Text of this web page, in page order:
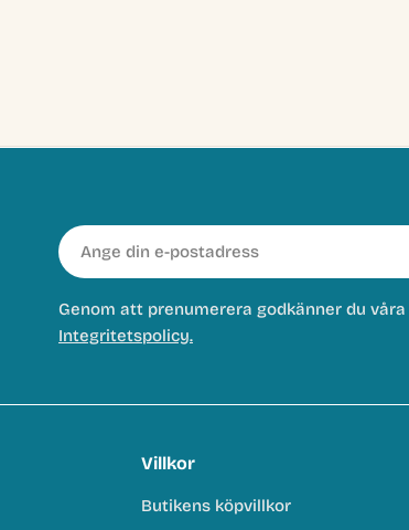
E-
post
Genom att prenumerera godkänner du våra
Integritetspolicy.
Villkor
Butikens köpvillkor